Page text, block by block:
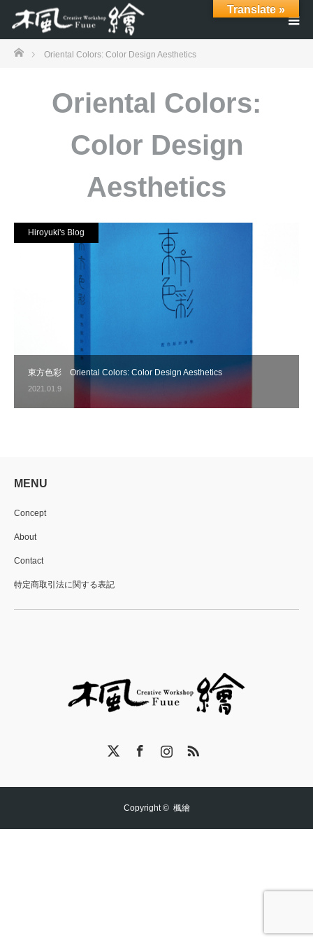
ホームOriental Colors: Color Design Aesthetics
Oriental Colors:
Color Design
Aesthetics
東方色彩 Oriental Colors: Color Design Aesthetics
2021.01.9
Hiroyuki's Blog
MENU
Concept
About
Contact
特定商取引法に関する表記
Copyright © 楓繪
Translate »